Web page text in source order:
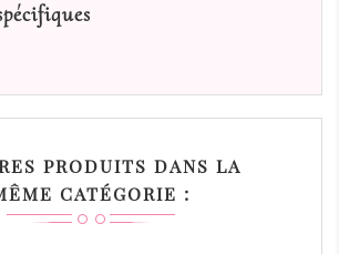
PRODUITS DANS LA
CATÉGORIE :